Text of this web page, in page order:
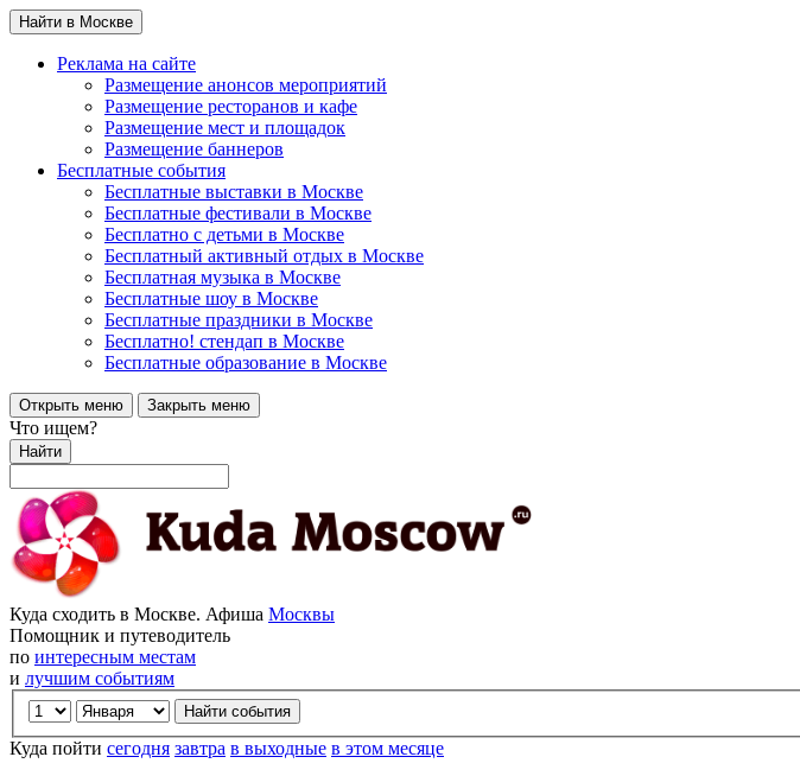
Найти в Москве
Реклама на сайте
Размещение анонсов мероприятий
Размещение ресторанов и кафе
Размещение мест и площадок
Размещение баннеров
Бесплатные события
Бесплатные выставки в Москве
Бесплатные фестивали в Москве
Бесплатно с детьми в Москве
Бесплатный активный отдых в Москве
Бесплатная музыка в Москве
Бесплатные шоу в Москве
Бесплатные праздники в Москве
Бесплатно! стендап в Москве
Бесплатные образование в Москве
Открыть меню Закрыть меню
Что ищем?
Найти
Куда сходить в Москве. Афиша Москвы
Помощник и путеводитель
по интересным местам
и лучшим событиям
Куда пойти сегодня завтра в выходные в этом месяце